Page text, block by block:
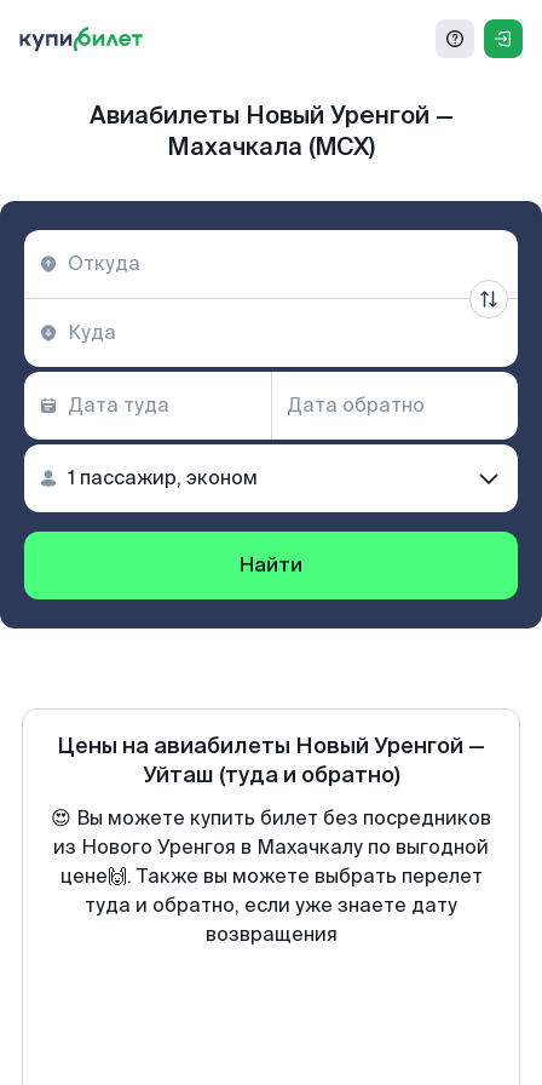
Авиабилеты Новый Уренгой —
Махачкала (MCX)
Найти
Цены на авиабилеты Новый Уренгой —
Уйташ (туда и обратно)
😍 Вы можете купить билет без посредников
из Нового Уренгоя в Махачкалу по выгодной
цене🙌. Также вы можете выбрать перелет
туда и обратно, если уже знаете дату
возвращения